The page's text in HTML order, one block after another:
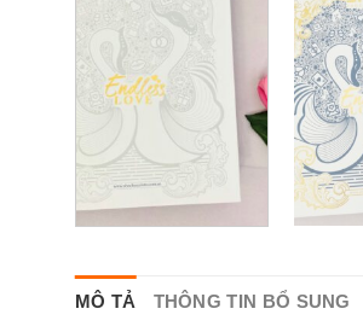
MÔ TẢ THÔNG TIN BỔ SUNG